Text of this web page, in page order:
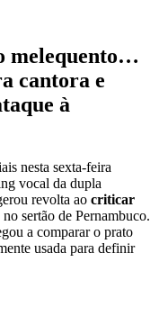
melequento…
cantora e
à
nesta sexta-feira
vocal da dupla
revolta ao criticar
no sertão de Pernambuco.
a comparar o prato
usada para definir